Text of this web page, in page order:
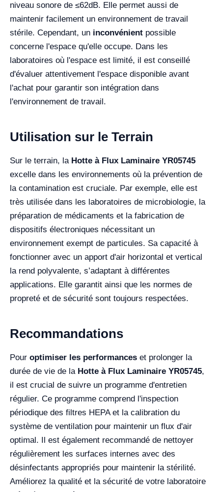
niveau sonore de ≤62dB. Elle permet aussi de
maintenir facilement un environnement de travail
stérile. Cependant, un inconvénient possible
concerne l'espace qu'elle occupe. Dans les
laboratoires où l'espace est limité, il est conseillé
d'évaluer attentivement l'espace disponible avant
l'achat pour garantir son intégration dans
l'environnement de travail.
Utilisation sur le Terrain
Sur le terrain, la Hotte à Flux Laminaire YR05745
excelle dans les environnements où la prévention de
la contamination est cruciale. Par exemple, elle est
très utilisée dans les laboratoires de microbiologie, la
préparation de médicaments et la fabrication de
dispositifs électroniques nécessitant un
environnement exempt de particules. Sa capacité à
fonctionner avec un apport d'air horizontal et vertical
la rend polyvalente, s’adaptant à différentes
applications. Elle garantit ainsi que les normes de
propreté et de sécurité sont toujours respectées.
Recommandations
Pour optimiser les performances et prolonger la
durée de vie de la Hotte à Flux Laminaire YR05745,
il est crucial de suivre un programme d'entretien
régulier. Ce programme comprend l'inspection
périodique des filtres HEPA et la calibration du
système de ventilation pour maintenir un flux d'air
optimal. Il est également recommandé de nettoyer
régulièrement les surfaces internes avec des
désinfectants appropriés pour maintenir la stérilité.
Améliorez la qualité et la sécurité de votre laboratoire